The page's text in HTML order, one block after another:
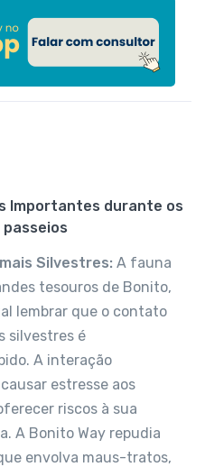
Importantes durante os
passeios
Silvestres: A fauna
tesouros de Bonito,
lembrar que o contato
silvestres é
A interação
estresse aos
riscos à sua
A Bonito Way repudia
envolva maus-tratos,